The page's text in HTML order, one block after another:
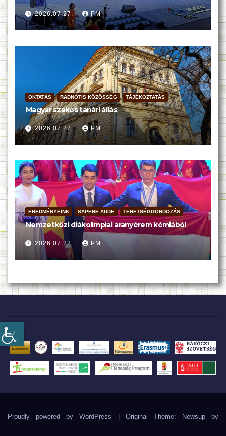
2026.07.27. PM
OKTATÁS RADNÓTIS KÖZÖSSÉG TÁJÉKOZTATÁS
Magyar szakos tanári állás
2026.07.27. PM
EREDMÉNYEINK SAPERE AUDE TEHETSÉGGONDOZÁS
Nemzetközi diákolimpiai aranyérem kémiából
2026.07.22. PM
Proudly powered by WordPress Original Theme: Newsup by